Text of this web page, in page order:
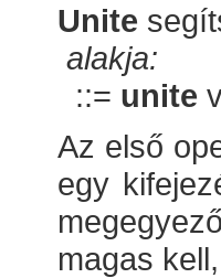
Unite
alakja:
::= unite
Az első
egy
magas